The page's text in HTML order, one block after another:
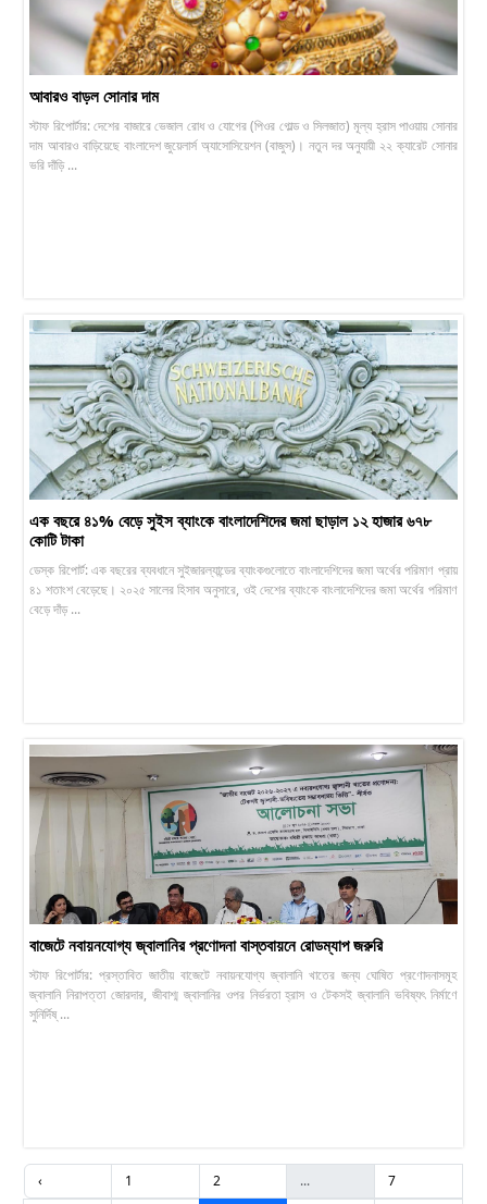
আবারও বাড়ল সোনার দাম
স্টাফ রিপোর্টার: দেশের বাজারে ভেজাল রোধ ও যোগের (পিওর গোল্ড ও সিলজাত) মূল্য হ্রাস পাওয়ায় সোনার
দাম আবারও বাড়িয়েছে বাংলাদেশ জুয়েলার্স অ্যাসোসিয়েশন (বাজুস)। নতুন দর অনুযায়ী ২২ ক্যারেট সোনার
ভরি দাঁড়ি ...
এক বছরে ৪১% বেড়ে সুইস ব্যাংকে বাংলাদেশিদের জমা ছাড়াল ১২ হাজার ৬৭৮
কোটি টাকা
ডেস্ক রিপোর্ট: এক বছরের ব্যবধানে সুইজারল্যান্ডের ব্যাংকগুলোতে বাংলাদেশিদের জমা অর্থের পরিমাণ প্রায়
৪১ শতাংশ বেড়েছে। ২০২৫ সালের হিসাব অনুসারে, ওই দেশের ব্যাংকে বাংলাদেশিদের জমা অর্থের পরিমাণ
বেড়ে দাঁড় ...
বাজেটে নবায়নযোগ্য জ্বালানির প্রণোদনা বাস্তবায়নে রোডম্যাপ জরুরি
স্টাফ রিপোর্টার: প্রস্তাবিত জাতীয় বাজেটে নবায়নযোগ্য জ্বালানি খাতের জন্য ঘোষিত প্রণোদনাসমূহ
জ্বালানি নিরাপত্তা জোরদার, জীবাশ্ম জ্বালানির ওপর নির্ভরতা হ্রাস ও টেকসই জ্বালানি ভবিষ্যৎ নির্মাণে
সুনির্দিষ্ ...
‹ 1 2 ...
7